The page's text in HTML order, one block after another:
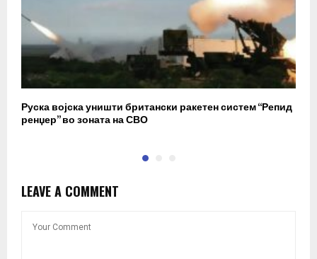
Руска војска уништи британски ракетен систем “Репид
ренџер” во зоната на СВО
LEAVE A COMMENT